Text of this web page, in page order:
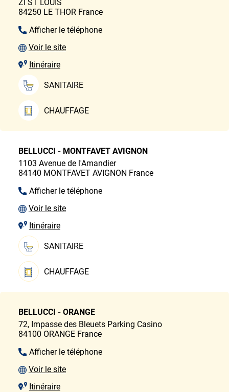
ZI ST LOUIS
84250 LE THOR France
Afficher le téléphone
Voir le site
Itinéraire
SANITAIRE
CHAUFFAGE
BELLUCCI - MONTFAVET AVIGNON
1103 Avenue de l'Amandier
84140 MONTFAVET AVIGNON France
Afficher le téléphone
Voir le site
Itinéraire
SANITAIRE
CHAUFFAGE
BELLUCCI - ORANGE
72, Impasse des BleuetsParking Casino
84100 ORANGE France
Afficher le téléphone
Voir le site
Itinéraire